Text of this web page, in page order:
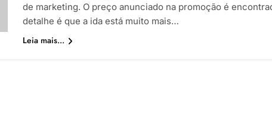
de marketing. O preço anunciado na promoção é
detalhe é que a ida está muito mais…
Leia mais...